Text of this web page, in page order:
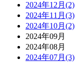
2024年12月(2)
2024年11月(3)
2024年10月(2)
2024年09月
2024年08月
2024年07月(3)